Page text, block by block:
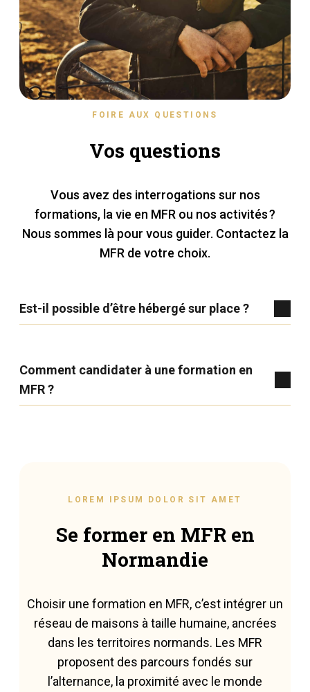
FOIRE AUX QUESTIONS
Vos questions
Vous avez des interrogations sur nos
formations, la vie en MFR ou nos activités ?
Nous sommes là pour vous guider. Contactez la
MFR de votre choix.
Est-il possible d’être hébergé sur place ?
Comment candidater à une formation en
MFR ?
LOREM IPSUM DOLOR SIT AMET
Se former en MFR en
Normandie
Choisir une formation en MFR, c’est intégrer un
réseau de maisons à taille humaine, ancrées
dans les territoires normands. Les MFR
proposent des parcours fondés sur
l’alternance, la proximité avec le monde